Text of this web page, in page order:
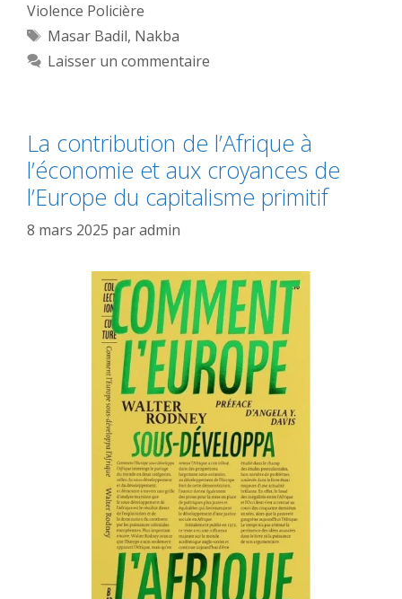
Violence Policière
Étiquettes
Masar Badil, Nakba
Laisser un commentaire
La contribution de l’Afrique à
l’économie et aux croyances de
l’Europe du capitalisme primitif
8 mars 2025 paradmin